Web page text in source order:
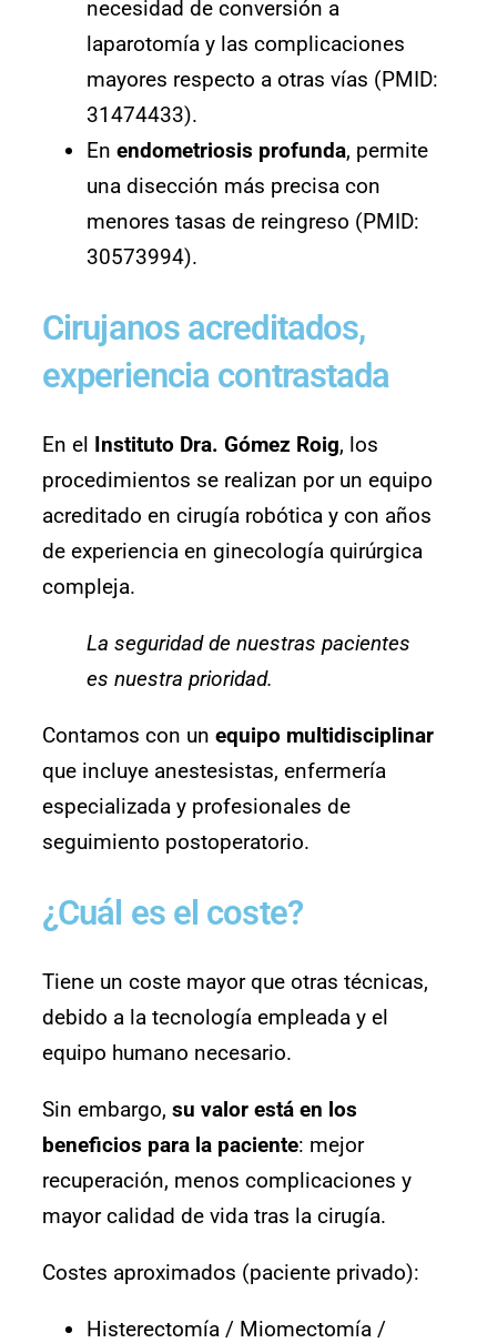
necesidad de conversión a
laparotomía y las complicaciones
mayores respecto a otras vías (PMID:
31474433).
En endometriosis profunda, permite
una disección más precisa con
menores tasas de reingreso (PMID:
30573994).
Cirujanos acreditados,
experiencia contrastada
En el Instituto Dra. Gómez Roig, los
procedimientos se realizan por un equipo
acreditado en cirugía robótica y con años
de experiencia en ginecología quirúrgica
compleja.
La seguridad de nuestras pacientes
es nuestra prioridad.
Contamos con un equipo multidisciplinar
que incluye anestesistas, enfermería
especializada y profesionales de
seguimiento postoperatorio.
¿Cuál es el coste?
Tiene un coste mayor que otras técnicas,
debido a la tecnología empleada y el
equipo humano necesario.
Sin embargo, su valor está en los
beneficios para la paciente: mejor
recuperación, menos complicaciones y
mayor calidad de vida tras la cirugía.
Costes aproximados (paciente privado):
Histerectomía / Miomectomía /